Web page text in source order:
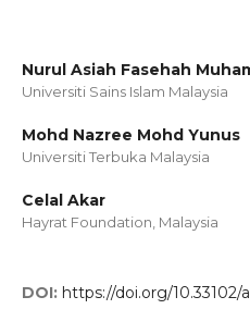
Nurul Asiah Fasehah
Universiti Sains Islam Malaysia
Mohd Nazree Mohd Yunus
Universiti Terbuka Malaysia
Celal Akar
Hayrat Foundation, Malaysia
DOI: https://doi.org/10.33102/